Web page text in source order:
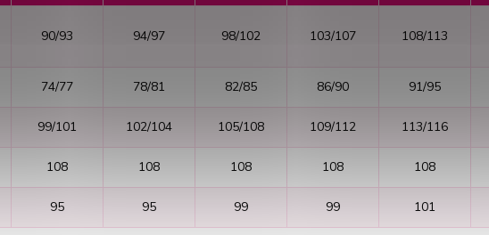
90/93 94/97 98/102 103/107 108/113
74/77 78/81 82/85 86/90 91/95
99/101 102/104 105/108 109/112 113/116
108 108 108 108 108
95 95 99 99 101